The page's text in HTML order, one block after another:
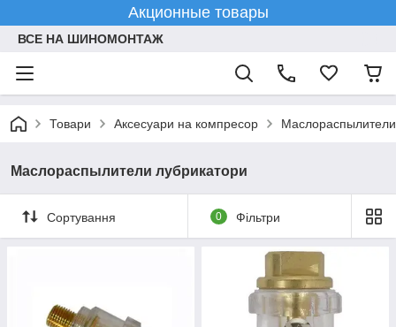
Акционные товары
ВСЕ НА ШИНОМОНТАЖ
Товари Аксесуари на компресор
Маслораспылители лубрикатори
Сортування 0 Фільтри